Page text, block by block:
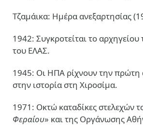
Τζαμάικα: Ημέρα ανεξαρτησίας
1942: Συγκροτείται το
του ΕΛΑΣ.
1945: Οι ΗΠΑ ρίχνουν την
στην ιστορία στη Χιροσίμα.
1971: Οκτώ καταδίκες στελεχών
Φεραίου» και της Οργάνωσης